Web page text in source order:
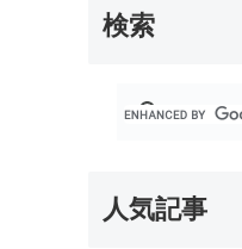
検索
人気記事